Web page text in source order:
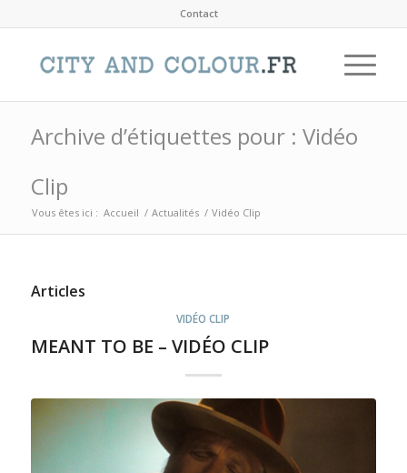
Contact
Archive d’étiquettes pour : Vidéo
Clip
Vous êtes ici : Accueil / Actualités / Vidéo Clip
Articles
VIDÉO CLIP
MEANT TO BE – VIDÉO CLIP